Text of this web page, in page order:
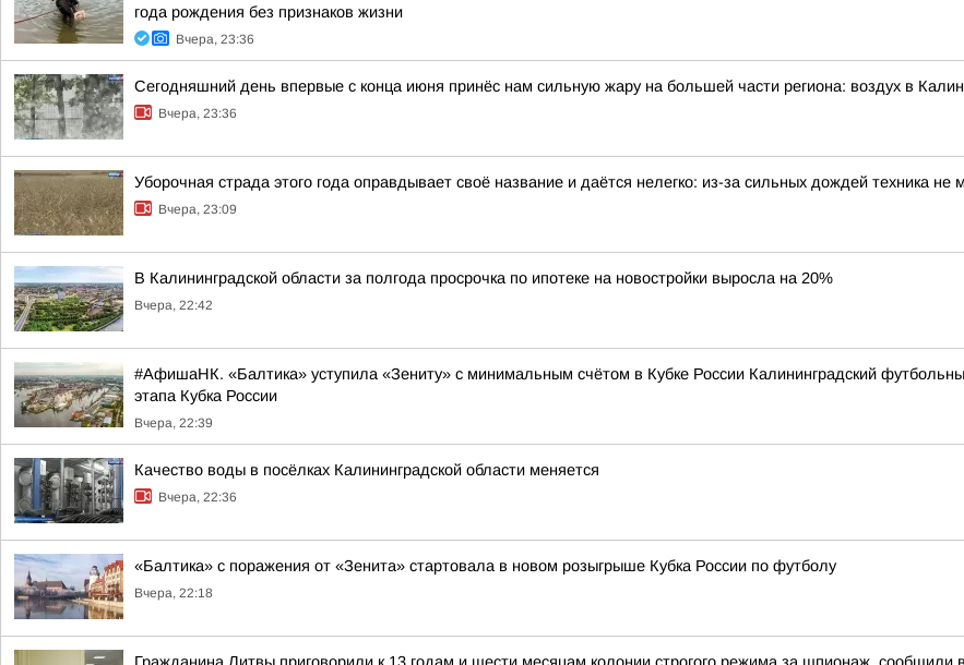
года рождения без признаков жизни
Вчера, 23:36
Сегодняшний день впервые с конца июня принёс нам сильную жару на большей части региона: воздух в
Вчера, 23:36
Уборочная страда этого года оправдывает своё название и даётся нелегко: из-за сильных дождей техника не
Вчера, 23:09
В Калининградской области за полгода просрочка по ипотеке на новостройки выросла на 20%
Вчера, 22:42
#АфишаНК. «Балтика» уступила «Зениту» с минимальным счётом в Кубке России Калининградский
этапа Кубка России
Вчера, 22:39
Качество воды в посёлках Калининградской области меняется
Вчера, 22:36
«Балтика» с поражения от «Зенита» стартовала в новом розыгрыше Кубка России по футболу
Вчера, 22:18